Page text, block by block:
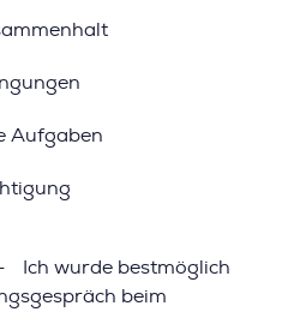
Aufgaben
Ich wurde bestmöglich
beim